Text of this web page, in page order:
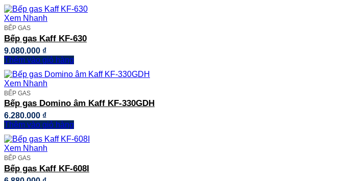
Xem Nhanh
BẾP GAS
Bếp gas Kaff KF-630
9.080.000 ₫
Thêm vào giỏ hàng
Xem Nhanh
BẾP GAS
Bếp gas Domino âm Kaff KF-330GDH
6.280.000 ₫
Thêm vào giỏ hàng
Xem Nhanh
BẾP GAS
Bếp gas Kaff KF-608I